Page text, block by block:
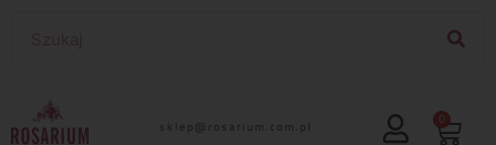
lp.moc.muirasor@pelks 0